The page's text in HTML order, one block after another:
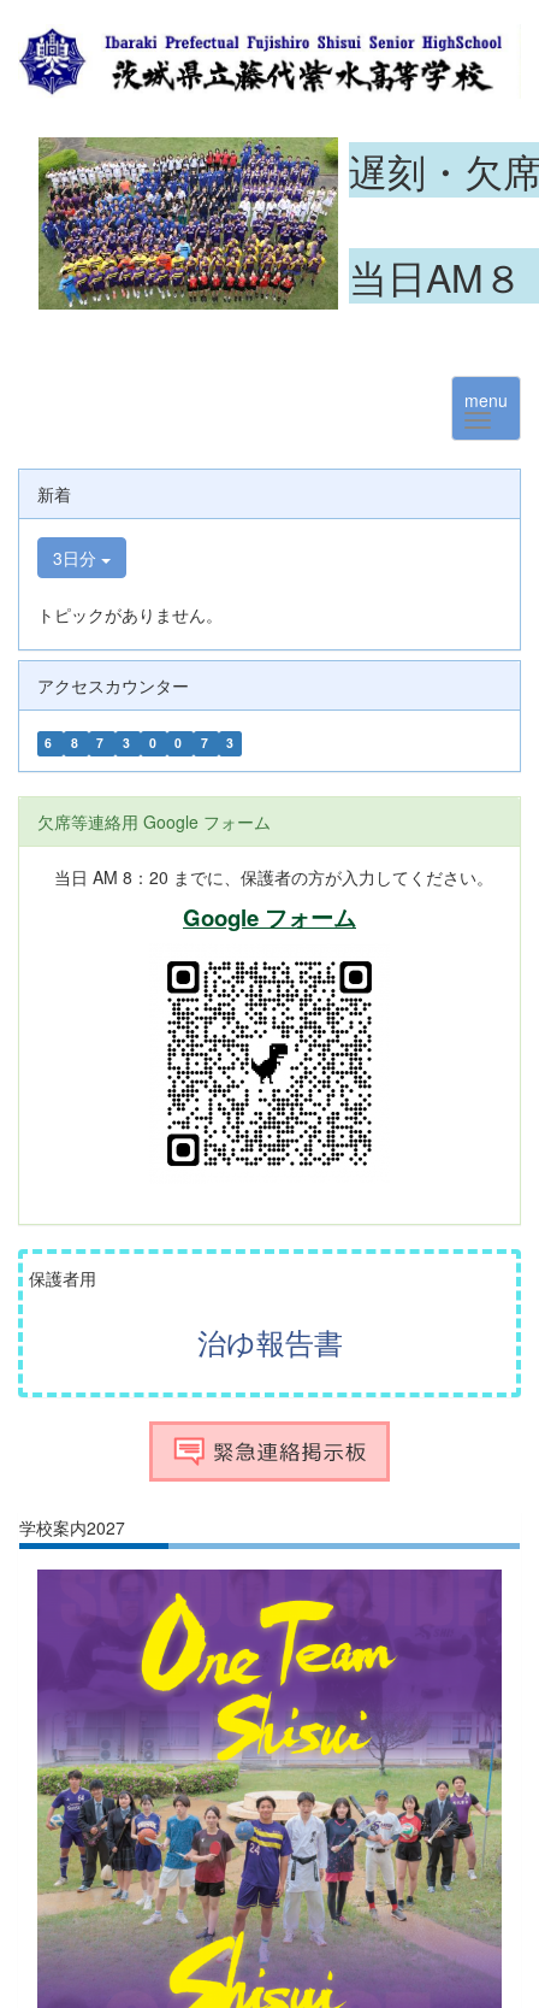
遅刻・欠
当日AM
menu
新着
3日分
トピックがありません。
アクセスカウンター
6 8 7 3 0 0 7 3
欠席等連絡用 Google フォーム
当日 AM 8：20 までに、保護者の方が入力してください。
Google フォーム
保護者用
治ゆ報告書
学校案内2027